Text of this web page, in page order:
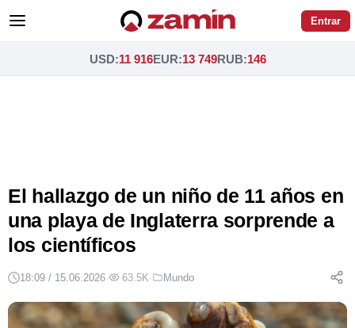
Entrar
USD:11 916EUR:13 749RUB:146
El hallazgo de un niño de 11 años en
una playa de Inglaterra sorprende a
los científicos
18:09 / 15.06.2026· 63.5K· Mundo